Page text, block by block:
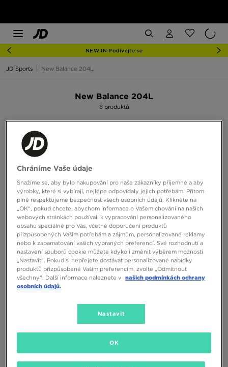
NEW IN Podívejte se
JD Sports New Balance 204L
New Balance 204L
8 produktů
Seřadit:
3490 Kč
Chráníme Vaše údaje
Snažíme se, aby bylo nakupování pro naše zákazníky příjemné a aby
výrobky, které si vybírají, nejlépe odpovídaly jejich potřebám. Přitom
plně respektujeme bezpečnost všech osobních údajů. Klikněte na
„OK“, pokud chcete, abychom informace o Vašem chování na našich
webových stránkách používali k vypracování personalizovaného
obsahu speciálně pro Vás, včetně doporučení produktů
přizpůsobených Vašim potřebám a zájmům, personalizované reklamy
nebo k zapamatování vašich vybraných preferencí. Své rozhodnutí a
nastavení souborů cookie můžete kdykoli změnit výběrem možnosti
„Nastavit“. Pokud si nepřejete dostávat personalizované nabídky
produktů přizpůsobené Vašim preferencím, zvolte „Odmítnout
všechny“. Další informace naleznete v našich podmínkách ochrany
osobních údajů.
Nastavit
OK